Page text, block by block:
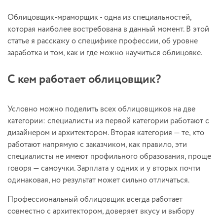
Облицовщик-мраморщик - одна из специальностей,
которая наиболее востребована в данный момент. В этой
статье я расскажу о специфике профессии, об уровне
заработка и том, как и где можно научиться облицовке.
С кем работает облицовщик?
Условно можно поделить всех облицовщиков на две
категории: специалисты из первой категории работают с
дизайнером и архитектором. Вторая категория — те, кто
работают напрямую с заказчиком, как правило, эти
специалисты не имеют профильного образования, проще
говоря — самоучки. Зарплата у одних и у вторых почти
одинаковая, но результат может сильно отличаться.
Профессиональный облицовщик всегда работает
совместно с архитектором, доверяет вкусу и выбору